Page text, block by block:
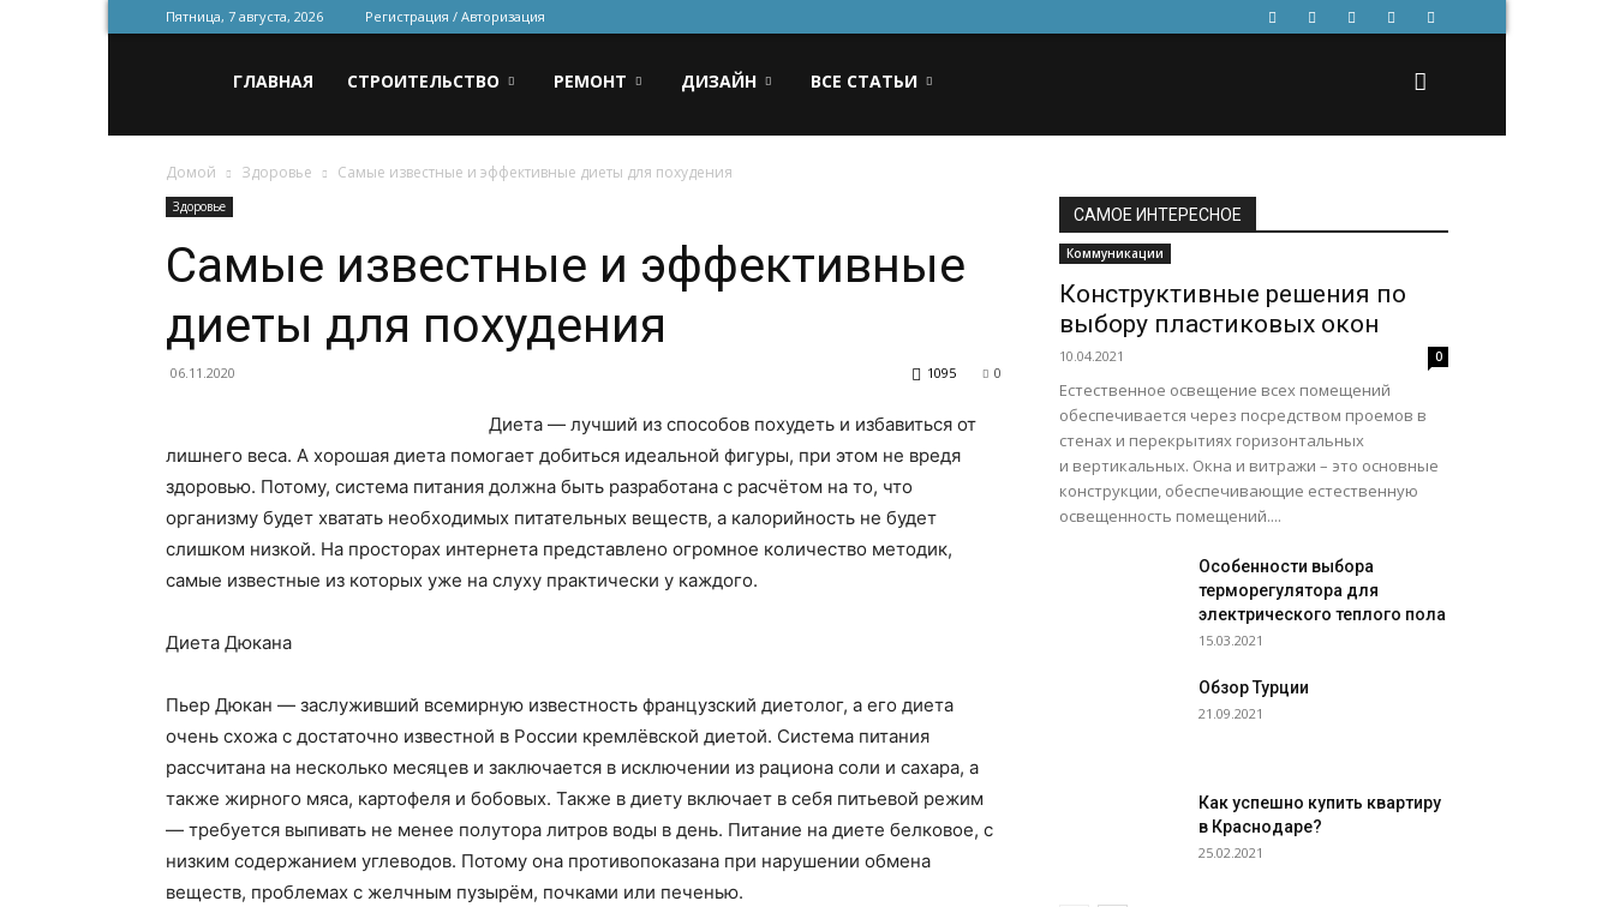
Пятница, 7 августа, 2026 Регистрация / Авторизация
для
строительства
и
ремонта
ГЛАВНАЯ СТРОИТЕЛЬСТВО РЕМОНТ ДИЗАЙН ВСЕ СТАТЬИ
Домой Здоровье Самые известные и эффективные диеты для похудения
Здоровье
Самые известные и эффективные
диеты для похудения
06.11.2020 0
1095
Диета — лучший из способов похудеть и избавиться от
лишнего веса. А хорошая диета помогает добиться идеальной фигуры, при этом не вредя
здоровью. Потому, система питания должна быть разработана с расчётом на то, что
организму будет хватать необходимых питательных веществ, а калорийность не будет
слишком низкой. На просторах интернета представлено огромное количество методик,
самые известные из которых уже на слуху практически у каждого.
Диета Дюкана
Пьер Дюкан — заслуживший всемирную известность французский диетолог, а его диета
очень схожа с достаточно известной в России кремлёвской диетой. Система питания
рассчитана на несколько месяцев и заключается в исключении из рациона соли и сахара, а
также жирного мяса, картофеля и бобовых. Также в диету включает в себя питьевой режим
— требуется выпивать не менее полутора литров воды в день. Питание на диете белковое, с
низким содержанием углеводов. Потому она противопоказана при нарушении обмена
веществ, проблемах с желчным пузырём, почками или печенью.
САМОЕ ИНТЕРЕСНОЕ
Коммуникации
Конструктивные решения по
выбору пластиковых окон
10.04.2021 0
Естественное освещение всех помещений
обеспечивается через посредством проемов в
стенах и перекрытиях горизонтальных
и вертикальных. Окна и витражи – это основные
конструкции, обеспечивающие естественную
освещенность помещений....
Особенности выбора
терморегулятора для
электрического теплого пола
15.03.2021
Обзор Турции
21.09.2021
Как успешно купить квартиру
в Краснодаре?
25.02.2021